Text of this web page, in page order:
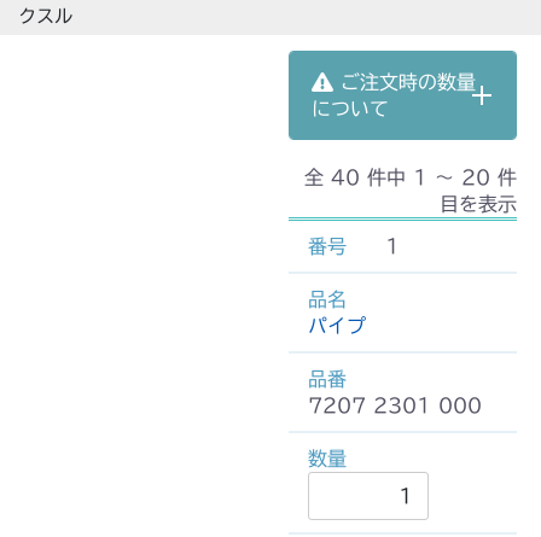
クスル
ご注文時の数量
について
全 40 件中 1 〜 20 件
目を表示
1
パイプ
7207 2301 000